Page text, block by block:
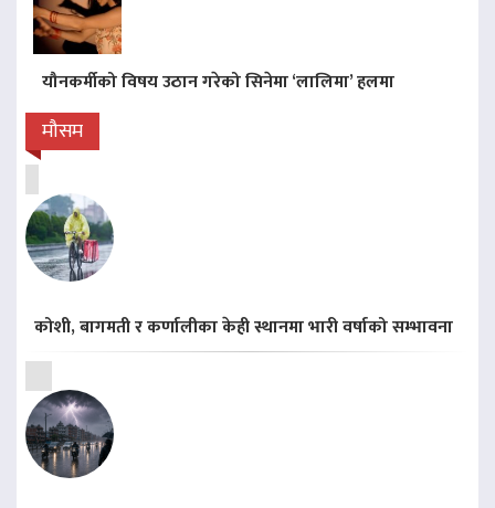
यौनकर्मीको विषय उठान गरेको सिनेमा ‘लालिमा’ हलमा
मौसम
कोशी, बागमती र कर्णालीका केही स्थानमा भारी वर्षाको सम्भावना